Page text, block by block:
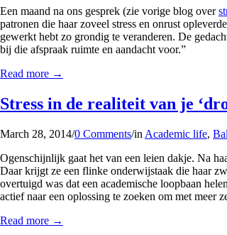
Een maand na ons gesprek (zie vorige blog over
patronen die haar zoveel stress en onrust
gewerkt hebt zo grondig te veranderen. De
bij die afspraak ruimte en aandacht voor.”
Read more →
Stress in de realiteit van je
March 28, 2014/0 Comments/in Academic life,
Ogenschijnlijk gaat het van een leien dakje. Na
Daar krijgt ze een flinke onderwijstaak die haar
overtuigd was dat een academische loopbaan
actief naar een oplossing te zoeken om met
Read more →